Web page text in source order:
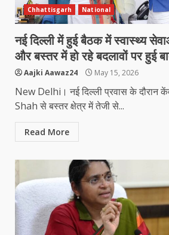
Chhattisgarh National
नई दिल्ली में हुई बैठक में स्वास्थ्य
और बस्तर में हो रहे बदलावों पर हुई
Aajki Aawaz24 May 15, 2026
New Delhi। नई दिल्ली प्रवास के दौरान
Shah से बस्तर क्षेत्र में तेजी से...
Read More